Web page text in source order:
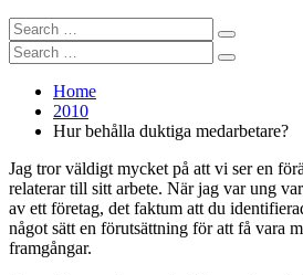
Search
for:
Search
Search
for:
Search
Home
2010
Hur behålla duktiga medarbetare?
Jag tror väldigt mycket på att vi ser en
relaterar till sitt arbete. När jag var ung
av ett företag, det faktum att du
något sätt en förutsättning för att få vara
framgångar.